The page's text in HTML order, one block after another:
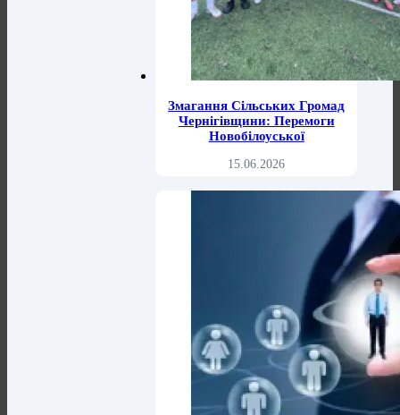
Змагання Сільських Громад
Чернігівщини: Перемоги
Новобілоуської
15.06.2026